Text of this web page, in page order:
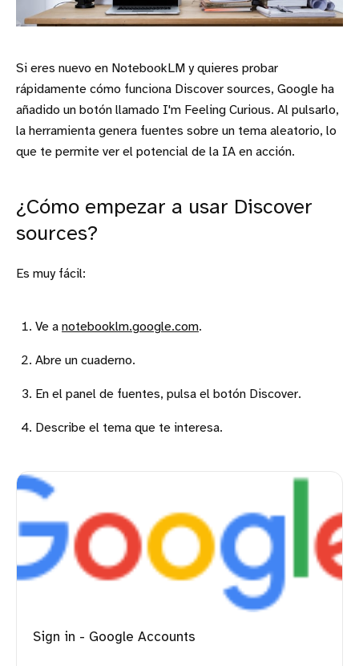
Si eres nuevo en NotebookLM y quieres probar
rápidamente cómo funciona Discover sources, Google ha
añadido un botón llamado I'm Feeling Curious. Al pulsarlo,
la herramienta genera fuentes sobre un tema aleatorio, lo
que te permite ver el potencial de la IA en acción.
¿Cómo empezar a usar Discover
sources?
Es muy fácil:
Ve a notebooklm.google.com.
Abre un cuaderno.
En el panel de fuentes, pulsa el botón Discover.
Describe el tema que te interesa.
Sign in - Google Accounts